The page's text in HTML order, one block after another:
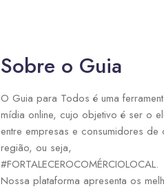
Sobre o Guia
O Guia para Todos é uma
mídia online, cujo objetivo é ser o
entre empresas e consumidores de
região, ou seja,
#FORTALECEROCOMÉRCIOLOCAL.
Nossa plataforma apresenta os